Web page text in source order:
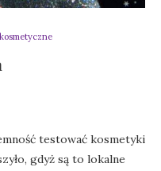
testować kosmetyki
gdyż są to lokalne